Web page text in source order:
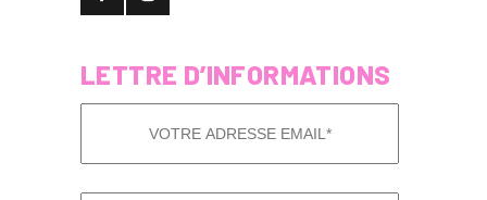
LETTRE D’INFORMATIONS